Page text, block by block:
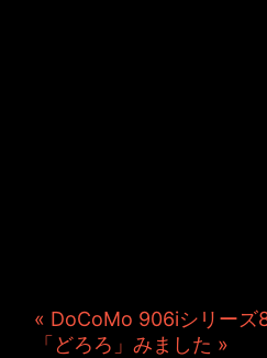
る、キャラク
ト・
話。毎週公開
« DoCoMo 906iシリーズ
「どろろ」みました »